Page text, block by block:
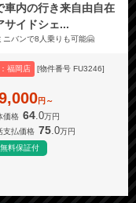
車内の行き来自由自在
サイドシェ...
ニバンで8人乗りも可能🤗
福岡店 [物件番号 FU3246]
円～
価格 64.0万円
支払価格 75 .0万円
料保証付